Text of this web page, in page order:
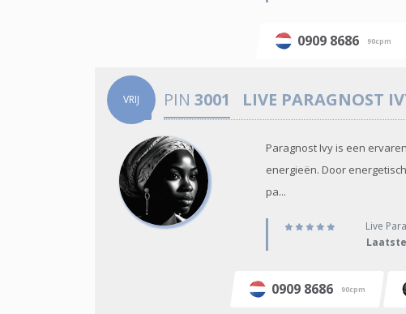
0909 8686 90cpm
VRIJ PIN 3001 LIVE PARAGNOST
Paragnost Ivy is een
energieën. Door
pa...
Live
0909 8686 90cpm